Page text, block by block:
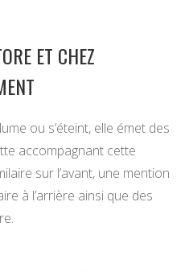
ET CHEZ
ou s’éteint, elle émet des
accompagnant cette
sur l’avant, une mention
à l’arrière ainsi que des